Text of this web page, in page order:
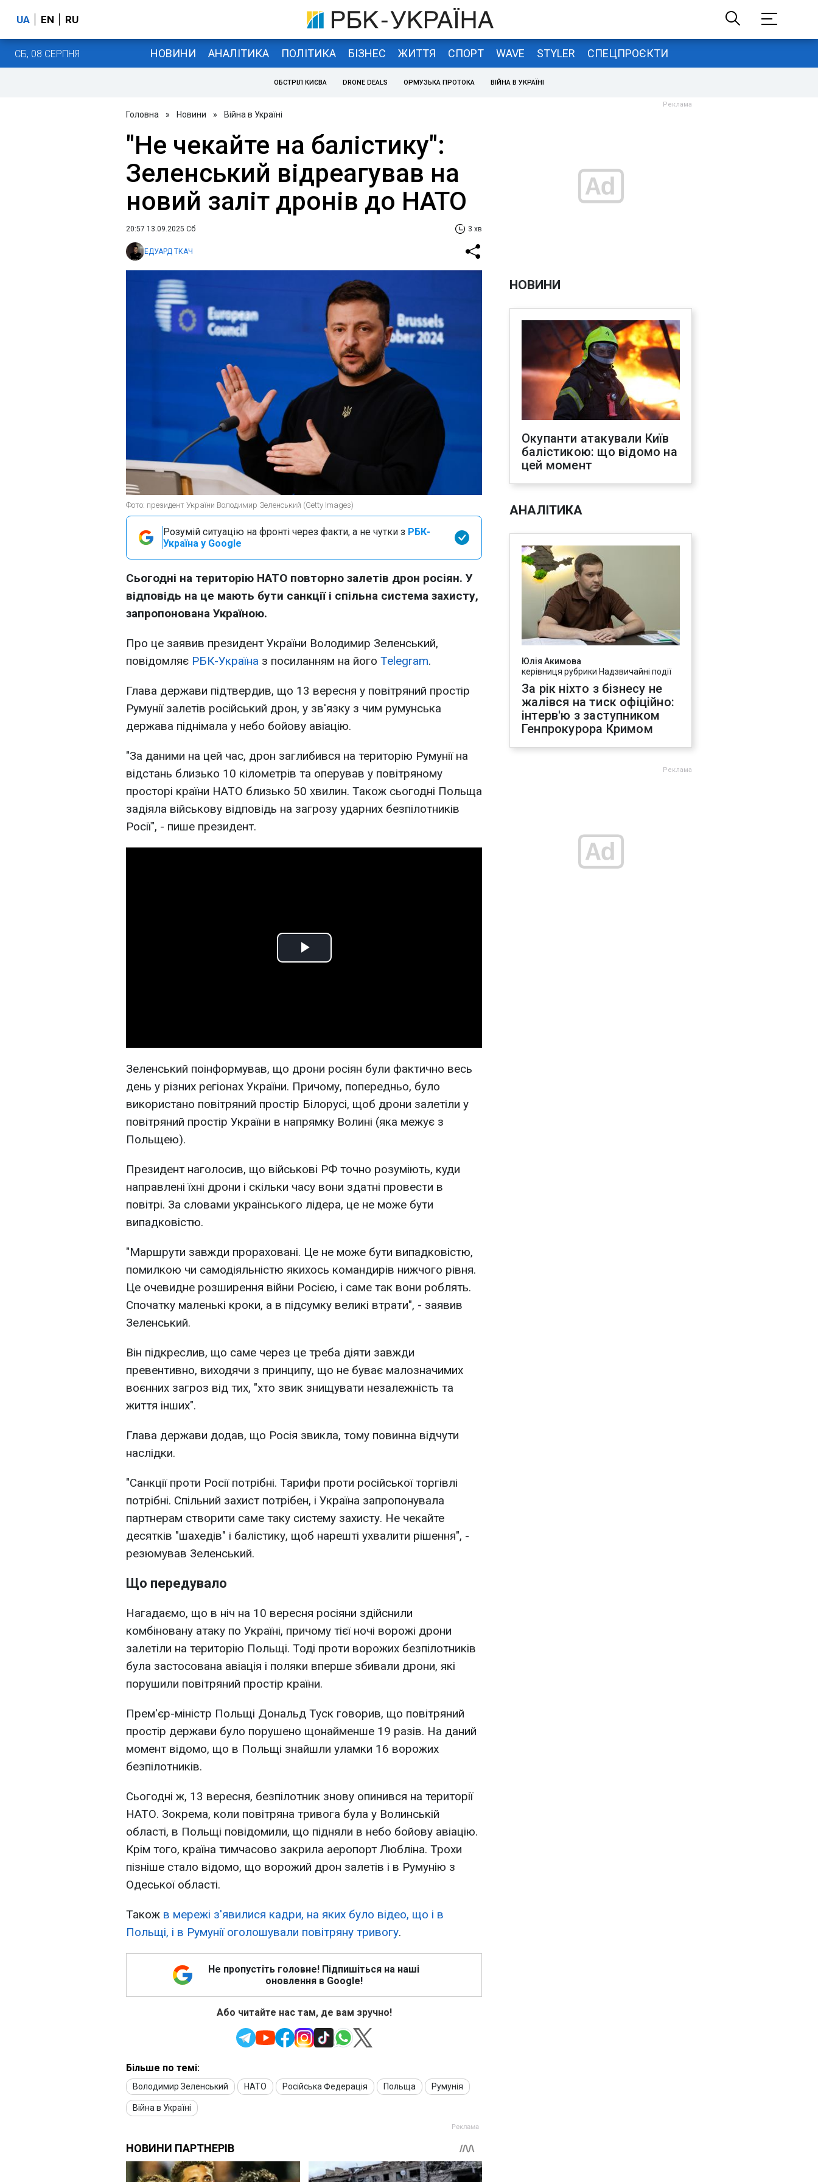
UA EN RU
СБ, 08 СЕРПНЯ НОВИНИ АНАЛІТИКА ПОЛІТИКА БІЗНЕС ЖИТТЯ СПОРТ WAVE STYLER СПЕЦПРОЄКТИ
ОБСТРІЛ КИЄВА DRONE DEALS ОРМУЗЬКА ПРОТОКА ВІЙНА В УКРАЇНІ
Головна » Новини » Війна в Україні
"Не чекайте на балістику":
Зеленський відреагував на
новий заліт дронів до НАТО
20:57 13.09.2025 Сб 3 хв
ЕДУАРД ТКАЧ
Фото: президент України Володимир Зеленський (Getty Images)
Розумій ситуацію на фронті через факти, а не чутки з РБК-
Україна у Google
Сьогодні на територію НАТО повторно залетів дрон росіян. У
відповідь на це мають бути санкції і спільна система захисту,
запропонована Україною.
Про це заявив президент України Володимир Зеленський,
повідомляє РБК-Україна з посиланням на його Telegram.
Глава держави підтвердив, що 13 вересня у повітряний простір
Румунії залетів російський дрон, у зв'язку з чим румунська
держава піднімала у небо бойову авіацію.
"За даними на цей час, дрон заглибився на територію Румунії на
відстань близько 10 кілометрів та оперував у повітряному
просторі країни НАТО близько 50 хвилин. Також сьогодні Польща
задіяла військову відповідь на загрозу ударних безпілотників
Росії", - пише президент.
Play
Зеленський поінформував, що дрони росіян були фактично весь
день у різних регіонах України. Причому, попередньо, було
використано повітряний простір Білорусі, щоб дрони залетіли у
повітряний простір України в напрямку Волині (яка межує з
Польщею).
Президент наголосив, що військові РФ точно розуміють, куди
направлені їхні дрони і скільки часу вони здатні провести в
повітрі. За словами українського лідера, це не може бути
випадковістю.
"Маршрути завжди прораховані. Це не може бути випадковістю,
помилкою чи самодіяльністю якихось командирів нижчого рівня.
Це очевидне розширення війни Росією, і саме так вони роблять.
Спочатку маленькі кроки, а в підсумку великі втрати", - заявив
Зеленський.
Він підкреслив, що саме через це треба діяти завжди
превентивно, виходячи з принципу, що не буває малозначимих
воєнних загроз від тих, "хто звик знищувати незалежність та
життя інших".
Глава держави додав, що Росія звикла, тому повинна відчути
наслідки.
"Санкції проти Росії потрібні. Тарифи проти російської торгівлі
потрібні. Спільний захист потрібен, і Україна запропонувала
партнерам створити саме таку систему захисту. Не чекайте
десятків "шахедів" і балістику, щоб нарешті ухвалити рішення", -
резюмував Зеленський.
Що передувало
Нагадаємо, що в ніч на 10 вересня росіяни здійснили
комбіновану атаку по Україні, причому тієї ночі ворожі дрони
залетіли на територію Польщі. Тоді проти ворожих безпілотників
була застосована авіація і поляки вперше збивали дрони, які
порушили повітряний простір країни.
Прем'єр-міністр Польщі Дональд Туск говорив, що повітряний
простір держави було порушено щонайменше 19 разів. На даний
момент відомо, що в Польщі знайшли уламки 16 ворожих
безпілотників.
Сьогодні ж, 13 вересня, безпілотник знову опинився на території
НАТО. Зокрема, коли повітряна тривога була у Волинській
області, в Польщі повідомили, що підняли в небо бойову авіацію.
Крім того, країна тимчасово закрила аеропорт Любліна. Трохи
пізніше стало відомо, що ворожий дрон залетів і в Румунію з
Одеської області.
Також в мережі з'явилися кадри, на яких було відео, що і в
Польщі, і в Румунії оголошували повітряну тривогу.
Не пропустіть головне! Підпишіться на наші
оновлення в Google!
Або читайте нас там, де вам зручно!
Більше по темі:
Володимир Зеленський НАТО Російська Федерація Польща Румунія
Війна в Україні
НОВИНИ
Окупанти атакували Київ
балістикою: що відомо на
цей момент
АНАЛІТИКА
Юлія Акимова
керівниця рубрики Надзвичайні події
За рік ніхто з бізнесу не
жалівся на тиск офіційно:
інтерв'ю з заступником
Генпрокурора Кримом